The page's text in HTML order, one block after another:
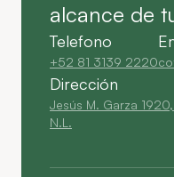
alcance de
Telefono
+52 81 3139 2220
Dirección
Jesús M. Garza
N.L.